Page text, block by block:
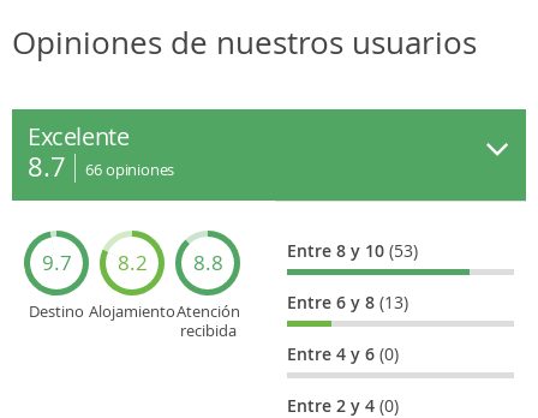
Opiniones de nuestros usuarios
Excelente
8.7 66opiniones
9.7
Destino
8.2
Alojamiento
8.8
Atención
recibida
Entre 8 y 10(53)
Entre 6 y 8(13)
Entre 4 y 6(0)
Entre 2 y 4(0)